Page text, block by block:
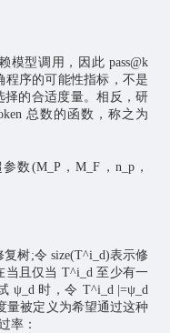
模型调用，因此 pass@k
序的可能性指标，不是
择的合适度量。相反，研
总数的函数，称之为
数(M_P，M_F，n_p，
树;令 size(T^i_d)表示修
当且仅当 T^i_d 至少有一
ψ_d 时，令 T^i_d |=ψ_d
量被定义为希望通过这种
率：